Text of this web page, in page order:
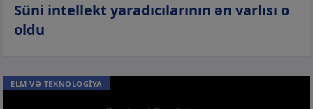
Süni intellekt yaradıcılarının ən varlısı o
oldu
ELM VƏ TEXNOLOGİYA